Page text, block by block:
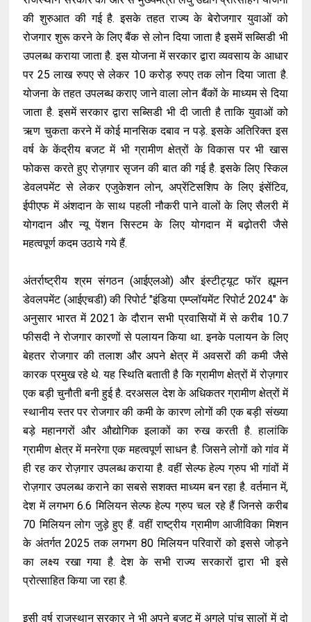
की शुरुआत की गई है. इसके तहत राज्य के बेरोजगार युवाओं को
रोजगार शुरू करने के लिए बैंक से लोन दिया जाता है इसमें सब्सिडी भी
उपलब्ध कराया जाता है. इस योजना में सरकार द्वारा व्यवसाय के आधार
पर 25 लाख रुपए से लेकर 10 करोड़ रुपए तक लोन दिया जाता है.
योजना के तहत उपलब्ध कराए जाने वाला लोन बैंकों के माध्यम से दिया
जाता है. इसमें सरकार द्वारा सब्सिडी भी दी जाती है ताकि युवाओं को
ऋण चुकता करने में कोई मानसिक दबाव न पड़े. इसके अतिरिक्त इस
वर्ष के केंद्रीय बजट में भी ग्रामीण क्षेत्रों के विकास पर भी खास
फोकस करते हुए रोज़गार सृजन की बात की गई है. इसके लिए स्किल
डेवलपमेंट से लेकर एजुकेशन लोन, अप्रेंटिसशिप के लिए इंसेंटिव,
ईपीएफ में अंशदान के साथ पहली नौकरी पाने वालों के लिए सैलरी में
योगदान और न्यू पेंशन सिस्टम के लिए योगदान में बढ़ोतरी जैसे
महत्वपूर्ण कदम उठाये गये हैं.
अंतर्राष्ट्रीय श्रम संगठन (आईएलओ) और इंस्टीट्यूट फॉर ह्यूमन
डेवलपमेंट (आईएचडी) की रिपोर्ट "इंडिया एम्प्लॉयमेंट रिपोर्ट 2024" के
अनुसार भारत में 2021 के दौरान सभी प्रवासियों में से करीब 10.7
फीसदी ने रोजगार कारणों से पलायन किया था. इनके पलायन के लिए
बेहतर रोजगार की तलाश और अपने क्षेत्र में अवसरों की कमी जैसे
कारक प्रमुख रहे थे. यह स्थिति बताती है कि ग्रामीण क्षेत्रों में रोज़गार
एक बड़ी चुनौती बनी हुई है. दरअसल देश के अधिकतर ग्रामीण क्षेत्रों में
स्थानीय स्तर पर रोजगार की कमी के कारण लोगों की एक बड़ी संख्या
बड़े महानगरों और औद्योगिक इलाकों का रुख करती है. हालांकि
ग्रामीण क्षेत्र में मनरेगा एक महत्वपूर्ण साधन है. जिसने लोगों को गांव में
ही रह कर रोज़गार उपलब्ध कराया है. वहीं सेल्फ हेल्प ग्रुप भी गांवों में
रोज़गार उपलब्ध कराने का सबसे सशक्त माध्यम बन रहा है. वर्तमान में,
देश में लगभग 6.6 मिलियन सेल्फ हेल्प ग्रुप चल रहे हैं जिनसे करीब
70 मिलियन लोग जुड़े हुए हैं. वहीं राष्ट्रीय ग्रामीण आजीविका मिशन
के अंतर्गत 2025 तक लगभग 80 मिलियन परिवारों को इससे जोड़ने
का लक्ष्य रखा गया है. देश के सभी राज्य सरकारों द्वारा भी इसे
प्रोत्साहित किया जा रहा है.
इसी वर्ष राजस्थान सरकार ने भी अपने बजट में अगले पांच सालों में दो